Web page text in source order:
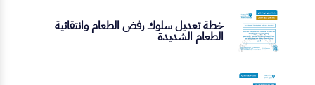
خطة تعديل سلوك رفض الطعام وانتقائية
الطعام الشديدة